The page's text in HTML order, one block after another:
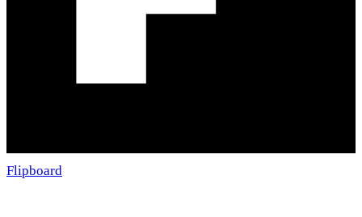
Flipboard